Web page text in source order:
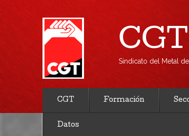
Sindicato del Metal
CGT Formación
Datos